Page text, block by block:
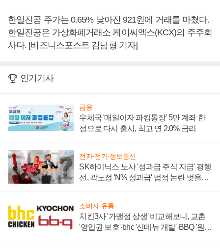
한일진공 주가는 0.65% 낮아진 921원에 거래를 마쳤다.
한일진공은 가상화폐거래소 케이씨엑스(KCX)의 주주회
사다. [비즈니스포스트 김남형 기자]
인기기사
금융
우체국 '매일이자 파킹통장' 5만 계좌 한
정으로 다시 출시, 최고 연 2.0% 금리
전자·전기·정보통신
SK하이닉스 노사 '성과급 주식 지급' 평행
선, 곽노정 'N% 성과급' 법적 논란 벗을지
소비자·유통
치킨3사 '가맹점 상생' 비교해보니, 교촌
'영업권 보호'·bhc '신메뉴 개발'·BBQ '원가